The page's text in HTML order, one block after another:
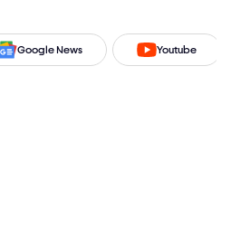
Google News Youtube